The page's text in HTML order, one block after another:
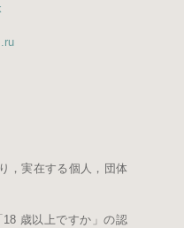
，実在する個人，団体
歳以上ですか」の認